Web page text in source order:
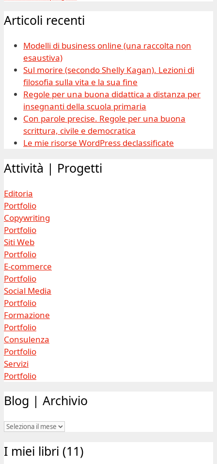
Articoli recenti
Modelli di business online (una raccolta non
esaustiva)
Sul morire (secondo Shelly Kagan). Lezioni di
filosofia sulla vita e la sua fine
Regole per una buona didattica a distanza per
insegnanti della scuola primaria
Con parole precise. Regole per una buona
scrittura, civile e democratica
Le mie risorse WordPress declassificate
Attività | Progetti
Editoria
Portfolio
Copywriting
Portfolio
Siti Web
Portfolio
E-commerce
Portfolio
Social Media
Portfolio
Formazione
Portfolio
Consulenza
Portfolio
Servizi
Portfolio
Blog | Archivio
Blog
Archivio
I miei libri (11)